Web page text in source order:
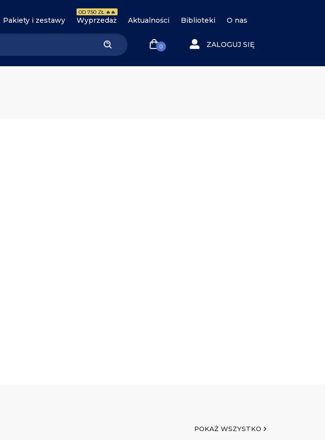
Pakiety i zestawy Wyprzedaż
OD 7.50 ZŁ 🔥🔥
Aktualności Biblioteki O nas
0 ZALOGUJ SIĘ
POKAŻ WSZYSTKO